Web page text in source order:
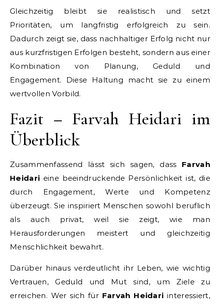
Gleichzeitig bleibt sie realistisch und setzt
Prioritäten, um langfristig erfolgreich zu sein.
Dadurch zeigt sie, dass nachhaltiger Erfolg nicht nur
aus kurzfristigen Erfolgen besteht, sondern aus einer
Kombination von Planung, Geduld und
Engagement. Diese Haltung macht sie zu einem
wertvollen Vorbild.
Fazit – Farvah Heidari im
Überblick
Zusammenfassend lässt sich sagen, dass Farvah
Heidari eine beeindruckende Persönlichkeit ist, die
durch Engagement, Werte und Kompetenz
überzeugt. Sie inspiriert Menschen sowohl beruflich
als auch privat, weil sie zeigt, wie man
Herausforderungen meistert und gleichzeitig
Menschlichkeit bewahrt.
Darüber hinaus verdeutlicht ihr Leben, wie wichtig
Vertrauen, Geduld und Mut sind, um Ziele zu
erreichen. Wer sich für Farvah Heidari interessiert,